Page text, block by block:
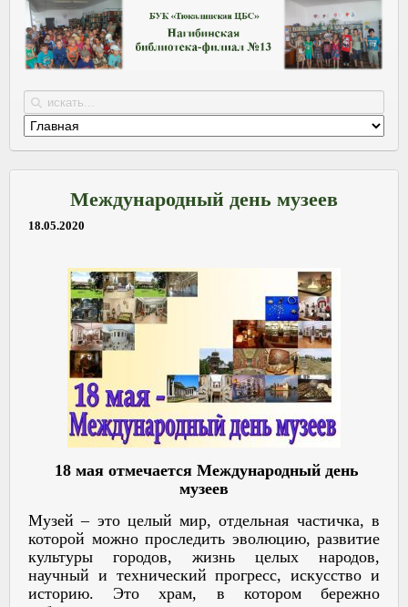
Международный день музеев
18.05.2020
18 мая отмечается Международный день
музеев
Музей – это целый мир, отдельная частичка, в
которой можно проследить эволюцию, развитие
культуры городов, жизнь целых народов,
научный и технический прогресс, искусство и
историю. Это храм, в котором бережно